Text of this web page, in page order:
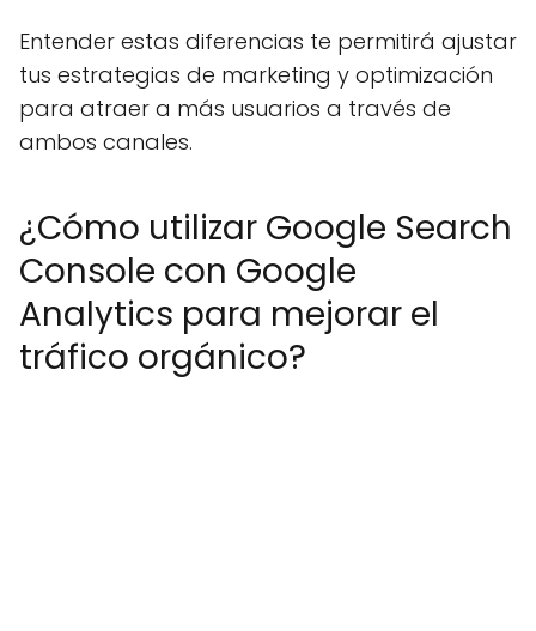
Entender estas diferencias te permitirá ajustar
tus estrategias de marketing y optimización
para atraer a más usuarios a través de
ambos canales.
¿Cómo utilizar Google Search
Console con Google
Analytics para mejorar el
tráfico orgánico?